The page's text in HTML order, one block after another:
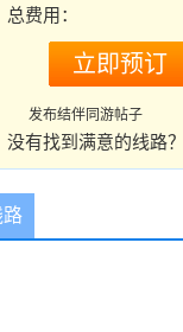
总费用：
发布结伴同游帖子
没有找到满意的线路？
路